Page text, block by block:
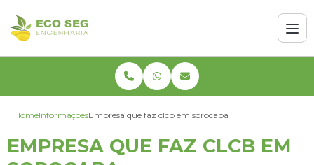
HomeInformaçõesEmpresa que faz clcb em sorocaba
EMPRESA QUE FAZ CLCB EM